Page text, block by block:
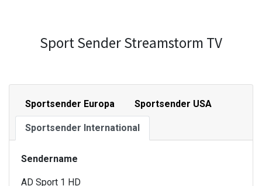
Sport Sender Streamstorm TV
Sportsender Europa Sportsender USA
Sportsender International
Sendername
AD Sport 1 HD